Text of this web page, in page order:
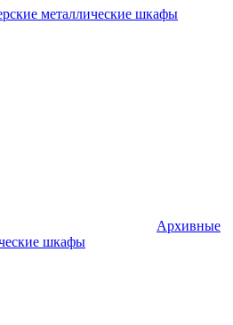
металлические шкафы
Архивные
шкафы